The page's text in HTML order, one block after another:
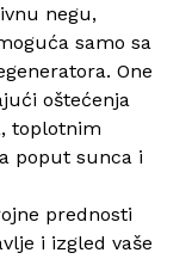
negu,
samo sa
. One
oštećenja
toplotnim
poput sunca i
prednosti
i izgled vaše